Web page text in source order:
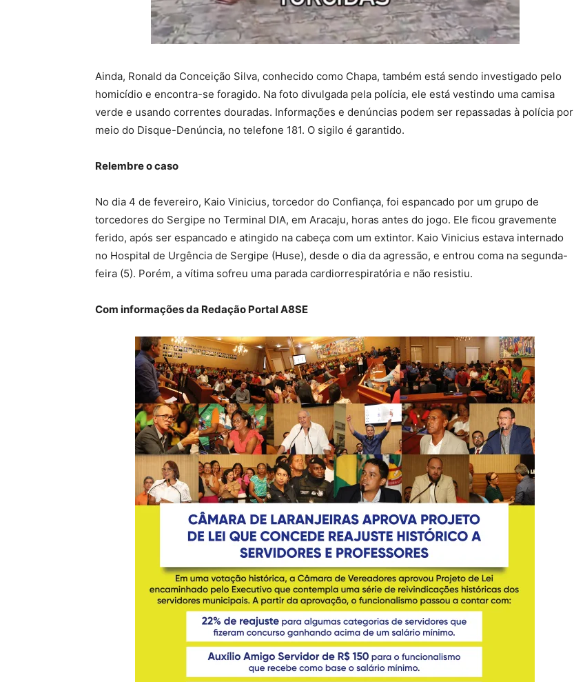
Ainda, Ronald da Conceição Silva, conhecido como Chapa, também está sendo investigado pelo
homicídio e encontra-se foragido. Na foto divulgada pela polícia, ele está vestindo uma camisa
verde e usando correntes douradas. Informações e denúncias podem ser repassadas à polícia por
meio do Disque-Denúncia, no telefone 181. O sigilo é garantido.
Relembre o caso
No dia 4 de fevereiro, Kaio Vinicius, torcedor do Confiança, foi espancado por um grupo de
torcedores do Sergipe no Terminal DIA, em Aracaju, horas antes do jogo. Ele ficou gravemente
ferido, após ser espancado e atingido na cabeça com um extintor. Kaio Vinicius estava internado
no Hospital de Urgência de Sergipe (Huse), desde o dia da agressão, e entrou coma na segunda-
feira (5). Porém, a vítima sofreu uma parada cardiorrespiratória e não resistiu.
Com informações da Redação Portal A8SE